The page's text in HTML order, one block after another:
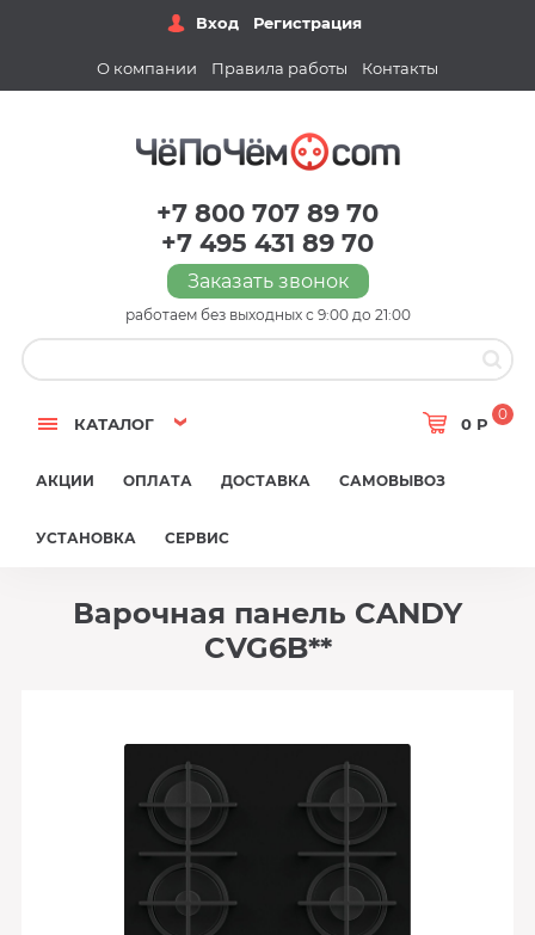
Вход Регистрация
О компании Правила работы Контакты
+7 800 707 89 70
+7 495 431 89 70
Заказать звонок
работаем без выходных с 9:00 до 21:00
КАТАЛОГ 0 Р
0
АКЦИИ ОПЛАТА ДОСТАВКА САМОВЫВОЗ
УСТАНОВКА СЕРВИС
Варочная панель CANDY
CVG6B**